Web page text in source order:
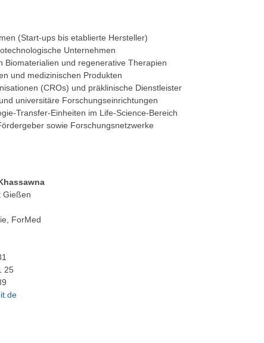
(Start-ups bis etablierte Hersteller)
Unternehmen
Biomaterialien und regenerative Therapien
und medizinischen Produkten
(CROs) und präklinische Dienstleister
universitäre Forschungseinrichtungen
Transfer-Einheiten im Life-Science-Bereich
sowie Forschungsnetzwerke
Gießen
ForMed
25